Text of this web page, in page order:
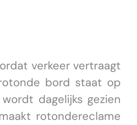
verkeer vertraagt
bord staat op
dagelijks gezien
rotondereclame